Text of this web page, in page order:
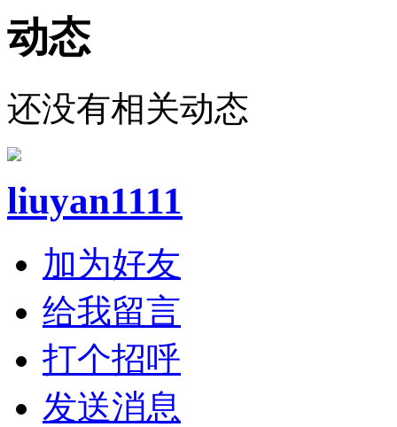
动态
还没有相关动态
liuyan1111
加为好友
给我留言
打个招呼
发送消息